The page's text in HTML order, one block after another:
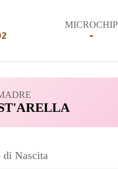
MICROCHIP
-
di Nascita